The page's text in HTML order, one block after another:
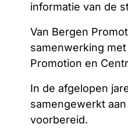
informatie van de
Van Bergen
samenwerking
Promotion en
In de afgelopen
samengewerkt
voorbereid.